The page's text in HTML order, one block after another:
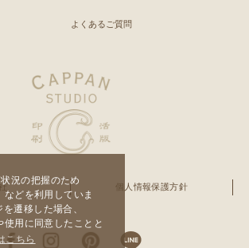
況の把握のため
どを利用していま
遷移した場合、
用に同意したことと
こちら
よくあるご質問
個人情報保護方針